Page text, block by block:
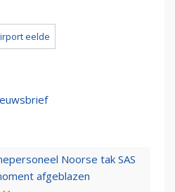
eelde
Noorse tak SAS
afgeblazen